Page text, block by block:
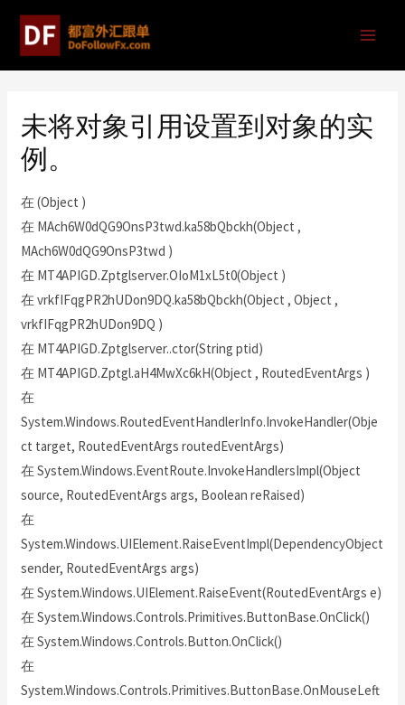
未将对象引用设置到对象的实
例。
在 (Object )
在 MAch6W0dQG9OnsP3twd.ka58bQbckh(Object ,
MAch6W0dQG9OnsP3twd )
在 MT4APIGD.Zptglserver.OIoM1xL5t0(Object )
在 vrkfIFqgPR2hUDon9DQ.ka58bQbckh(Object , Object ,
vrkfIFqgPR2hUDon9DQ )
在 MT4APIGD.Zptglserver..ctor(String ptid)
在 MT4APIGD.Zptgl.aH4MwXc6kH(Object , RoutedEventArgs )
在
System.Windows.RoutedEventHandlerInfo.InvokeHandler(Obje
ct target, RoutedEventArgs routedEventArgs)
在 System.Windows.EventRoute.InvokeHandlersImpl(Object
source, RoutedEventArgs args, Boolean reRaised)
在
System.Windows.UIElement.RaiseEventImpl(DependencyObject
sender, RoutedEventArgs args)
在 System.Windows.UIElement.RaiseEvent(RoutedEventArgs e)
在 System.Windows.Controls.Primitives.ButtonBase.OnClick()
在 System.Windows.Controls.Button.OnClick()
在
System.Windows.Controls.Primitives.ButtonBase.OnMouseLeft